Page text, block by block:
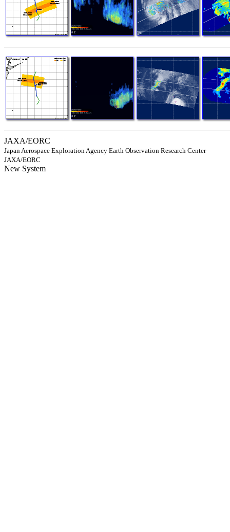
JAXA/EORC
Japan Aerospace Exploration Agency Earth Observation Research Center
JAXA/EORC
New System